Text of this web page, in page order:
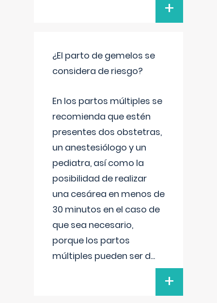
+
¿El parto de gemelos se
considera de riesgo?
En los partos múltiples se
recomienda que estén
presentes dos obstetras,
un anestesiólogo y un
pediatra, así como la
posibilidad de realizar
una cesárea en menos de
30 minutos en el caso de
que sea necesario,
porque los partos
múltiples pueden ser d...
+